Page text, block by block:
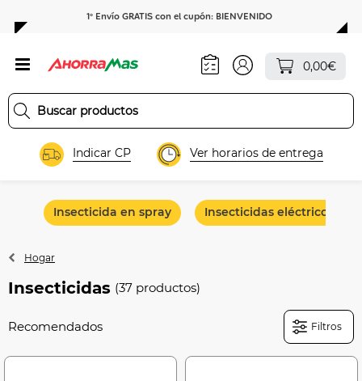
1º Envío GRATIS con el cupón: BIENVENIDO
0,00€
Indicar CP Ver horarios de entrega
Insecticida en spray Insecticidas eléctricos y
Hogar
Insecticidas (37 productos)
Filtros